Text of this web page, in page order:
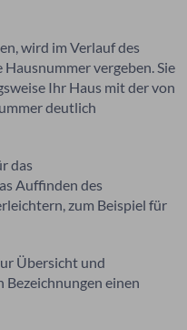
wird im Verlauf des
vergeben. Sie
Ihr Haus mit der von
deutlich
das
Auffinden des
zum Beispiel für
Übersicht und
einen